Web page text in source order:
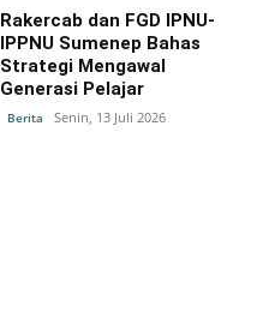
Rakercab dan FGD IPNU-
IPPNU Sumenep Bahas
Strategi Mengawal
Generasi Pelajar
Berita Senin, 13 Juli 2026